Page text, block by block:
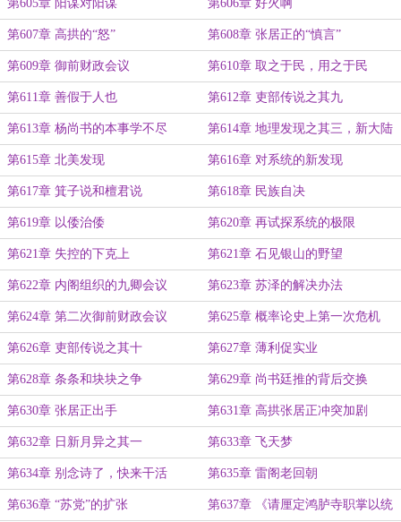
第605章 阳谋对阳谋 第606章 好火啊
第607章 高拱的“怒” 第608章 张居正的“慎言”
第609章 御前财政会议 第610章 取之于民，用之于民
第611章 善假于人也 第612章 吏部传说之其九
第613章 杨尚书的本事学不尽 第614章 地理发现之其三，新大陆
第615章 北美发现 第616章 对系统的新发现
第617章 箕子说和檀君说 第618章 民族自决
第619章 以倭治倭 第620章 再试探系统的极限
第621章 失控的下克上 第621章 石见银山的野望
第622章 内阁组织的九卿会议 第623章 苏泽的解决办法
第624章 第二次御前财政会议 第625章 概率论史上第一次危机
第626章 吏部传说之其十 第627章 薄利促实业
第628章 条条和块块之争 第629章 尚书廷推的背后交换
第630章 张居正出手 第631章 高拱张居正冲突加剧
第632章 日新月异之其一 第633章 飞天梦
第634章 别念诗了，快来干活 第635章 雷阁老回朝
第636章 “苏党”的扩张 第637章 《请厘定鸿胪寺职掌以统